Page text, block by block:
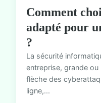
Comment
adapté pour
?
La sécurité
entreprise, grande
flèche des
ligne,...